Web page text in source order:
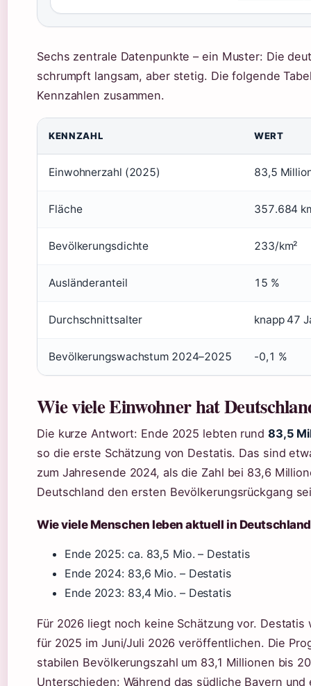
Sechs zentrale Datenpunkte – ein Muster: Die
schrumpft langsam, aber stetig. Die folgende
Kennzahlen zusammen.
KENNZAHL WERT
Einwohnerzahl (2025) 83,5
Fläche 357.684
Bevölkerungsdichte 233/km²
Ausländeranteil 15 %
Durchschnittsalter knapp 47
Bevölkerungswachstum 2024–2025 -0,1 %
Wie viele Einwohner hat
Die kurze Antwort: Ende 2025 lebten rund 83,5
so die erste Schätzung von Destatis. Das sind
zum Jahresende 2024, als die Zahl bei 83,6
Deutschland den ersten Bevölkerungsrückgang
Wie viele Menschen leben aktuell in
Ende 2025: ca. 83,5 Mio. – Destatis
Ende 2024: 83,6 Mio. – Destatis
Ende 2023: 83,4 Mio. – Destatis
Für 2026 liegt noch keine Schätzung vor.
für 2025 im Juni/Juli 2026 veröffentlichen. Die
stabilen Bevölkerungszahl um 83,1 Millionen bis
Unterschieden: Während das südliche Bayern